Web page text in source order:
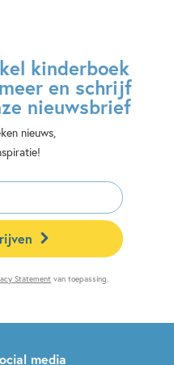
kinderboek
en schrijf
nieuwsbrief
nieuws,
Statement van toepassing.
media